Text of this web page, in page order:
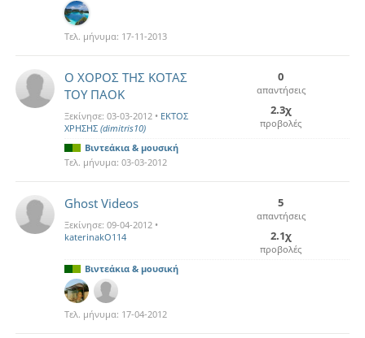
Τελ. μήνυμα: 17-11-2013
Ο ΧΟΡΟΣ ΤΗΣ ΚΟΤΑΣ
ΤΟΥ ΠΑΟΚ
Ξεκίνησε: 03-03-2012 • ΕΚΤΟΣ
ΧΡΗΣΗΣ (dimitris10)
0
απαντήσεις
2.3χ
προβολές
Βιντεάκια & μουσική
Τελ. μήνυμα: 03-03-2012
Ghost Videos
Ξεκίνησε: 09-04-2012 •
katerinakO114
5
απαντήσεις
2.1χ
προβολές
Βιντεάκια & μουσική
Τελ. μήνυμα: 17-04-2012